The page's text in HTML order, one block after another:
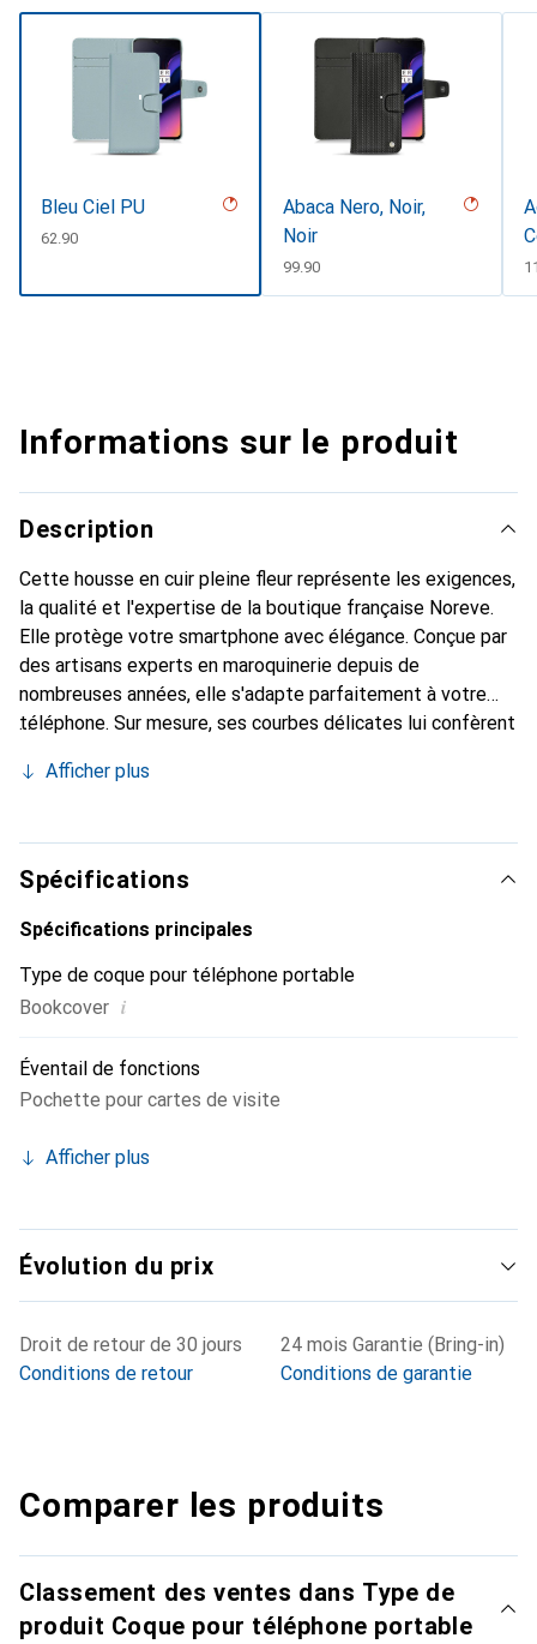
Bleu Ciel PU
CHF
62.90
Abaca Nero, Noir,
Noir
CHF
99.90
Informations sur le produit
Description
Cette housse en cuir pleine fleur représente les exigences,
la qualité et l'expertise de la boutique française Noreve.
Elle protège votre smartphone avec élégance. Conçue par
des artisans experts en maroquinerie depuis de
nombreuses années, elle s'adapte parfaitement à votre
téléphone. Sur mesure, ses courbes délicates lui confèrent
chic et essentiel pour votre smartphone. Reconnaître
marque Noreve est un choix sûr pour une clientèle
exigeante.
Afficher plus
Spécifications
Spécifications principales
Type de coque pour téléphone portable
Bookcover i
Éventail de fonctions
Pochette pour cartes de visite
Afficher plus
Évolution du prix
Droit de retour de 30 jours
Conditions de retour
24 mois Garantie (Bring-in)
Conditions de garantie
Comparer les produits
Classement des ventes dans Type de
produit Coque pour téléphone portable